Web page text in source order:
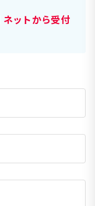
ットから受付